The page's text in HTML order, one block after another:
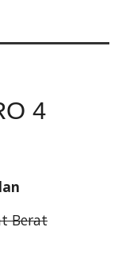
4
Berat